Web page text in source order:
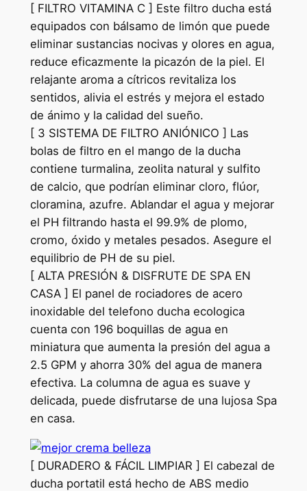
[ FILTRO VITAMINA C ] Este filtro ducha está
equipados con bálsamo de limón que puede
eliminar sustancias nocivas y olores en agua,
reduce eficazmente la picazón de la piel. El
relajante aroma a cítricos revitaliza los
sentidos, alivia el estrés y mejora el estado
de ánimo y la calidad del sueño.
[ 3 SISTEMA DE FILTRO ANIÓNICO ] Las
bolas de filtro en el mango de la ducha
contiene turmalina, zeolita natural y sulfito
de calcio, que podrían eliminar cloro, flúor,
cloramina, azufre. Ablandar el agua y mejorar
el PH filtrando hasta el 99.9% de plomo,
cromo, óxido y metales pesados. Asegure el
equilibrio de PH de su piel.
[ ALTA PRESIÓN & DISFRUTE DE SPA EN
CASA ] El panel de rociadores de acero
inoxidable del telefono ducha ecologica
cuenta con 196 boquillas de agua en
miniatura que aumenta la presión del agua a
2.5 GPM y ahorra 30% del agua de manera
efectiva. La columna de agua es suave y
delicada, puede disfrutarse de una lujosa Spa
en casa.
[ DURADERO & FÁCIL LIMPIAR ] El cabezal de
ducha portatil está hecho de ABS medio